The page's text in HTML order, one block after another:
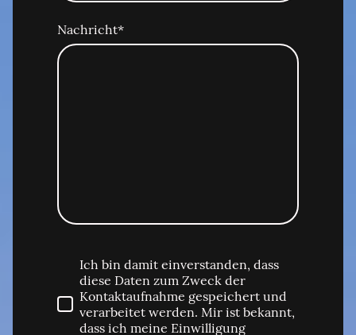
Nachricht*
Ich bin damit einverstanden, dass
diese Daten zum Zweck der
Kontaktaufnahme gespeichert und
verarbeitet werden. Mir ist bekannt,
dass ich meine Einwilligung